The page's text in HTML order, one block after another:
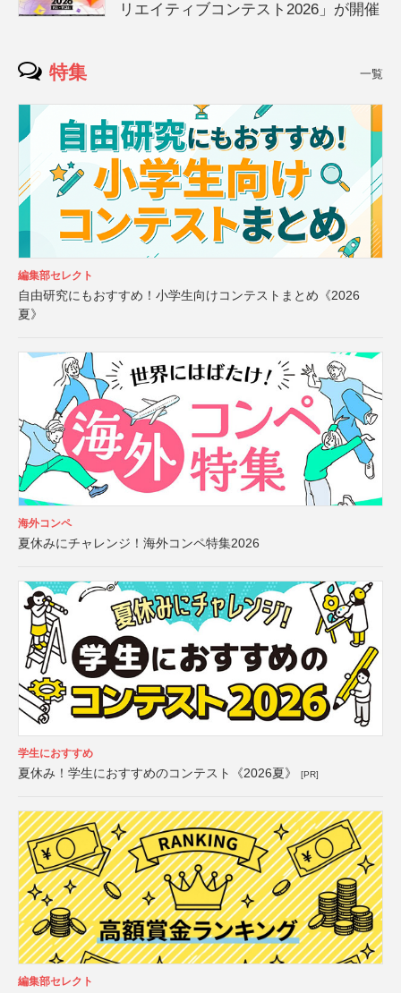
リエイティブコンテスト2026」が開催
特集 一覧
編集部セレクト
自由研究にもおすすめ！小学生向けコンテストまとめ《2026
夏》
海外コンペ
夏休みにチャレンジ！海外コンペ特集2026
学生におすすめ
夏休み！学生におすすめのコンテスト《2026夏》 [PR]
編集部セレクト